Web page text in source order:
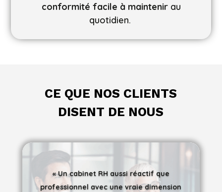
conformité facile à maintenirau
quotidien.
CE QUE NOS CLIENTS
DISENT DE NOUS
« Un cabinet RH aussi réactif que
professionnel avec une vraie dimension